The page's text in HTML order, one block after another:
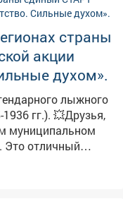
страны
акции
духом».
лыжного
💥Друзья,
муниципальном
энергией
нашего региона.